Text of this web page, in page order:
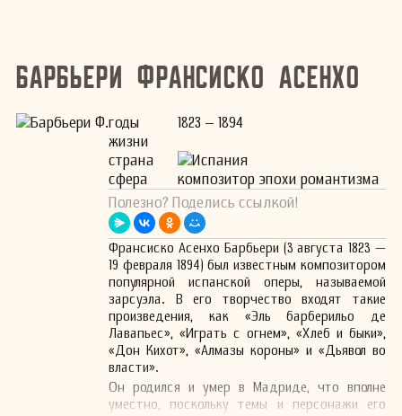
Барбьери Франсиско Асенхо
годы
жизни
1823 – 1894
страна
Испания
сфера
композитор эпохи романтизма
Полезно? Поделись ссылкой!
Франсиско Асенхо Барбьери (3 августа 1823 —
19 февраля 1894) был известным композитором
популярной испанской оперы, называемой
зарсуэла. В его творчество входят такие
произведения, как «Эль барберильо де
Лавапьес», «Играть с огнем», «Хлеб и быки»,
«Дон Кихот», «Алмазы короны» и «Дьявол во
власти».
Он родился и умер в Мадриде, что вполне
уместно, поскольку темы и персонажи его